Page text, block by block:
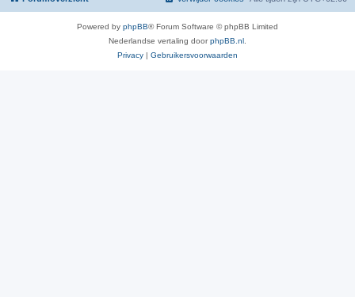
Powered by phpBB® Forum Software © phpBB Limited
Nederlandse vertaling doorphpBB.nl.
Privacy | Gebruikersvoorwaarden